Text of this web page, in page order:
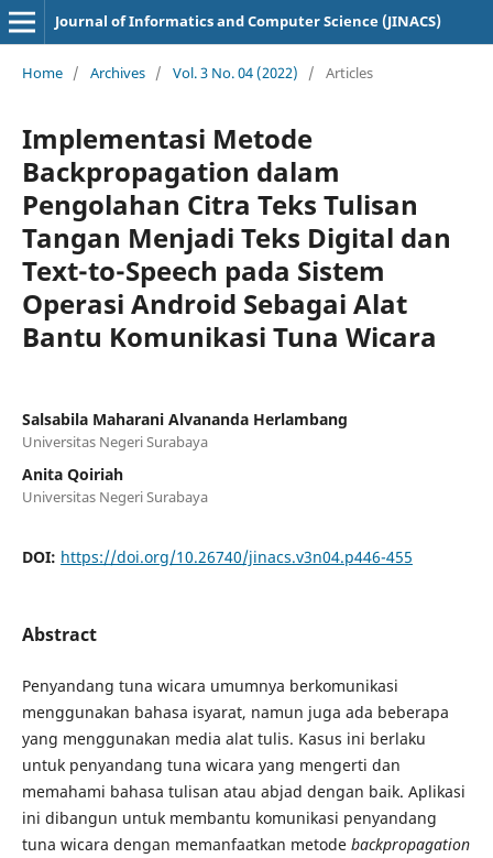
Journal of Informatics and Computer Science (JINACS)
Home / Archives / Vol. 3 No. 04 (2022) / Articles
Implementasi Metode
Backpropagation dalam
Pengolahan Citra Teks Tulisan
Tangan Menjadi Teks Digital dan
Text-to-Speech pada Sistem
Operasi Android Sebagai Alat
Bantu Komunikasi Tuna Wicara
Salsabila Maharani Alvananda Herlambang
Universitas Negeri Surabaya
Anita Qoiriah
Universitas Negeri Surabaya
DOI: https://doi.org/10.26740/jinacs.v3n04.p446-455
Abstract
Penyandang tuna wicara umumnya berkomunikasi
menggunakan bahasa isyarat, namun juga ada beberapa
yang menggunakan media alat tulis. Kasus ini berlaku
untuk penyandang tuna wicara yang mengerti dan
memahami bahasa tulisan atau abjad dengan baik. Aplikasi
ini dibangun untuk membantu komunikasi penyandang
tuna wicara dengan memanfaatkan metode backpropagation